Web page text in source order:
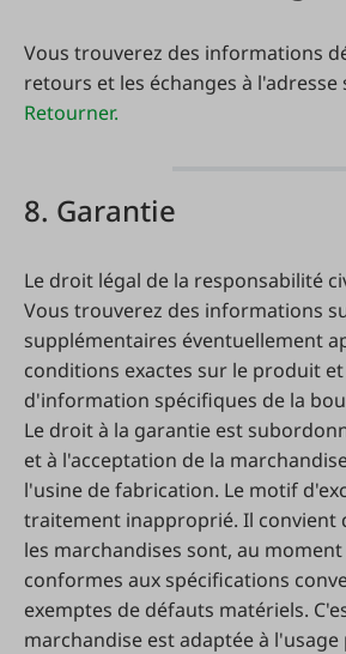
Vous trouverez des informations
retours et les échanges à l'adresse
Retourner.
8. Garantie
Le droit légal de la responsabilité
Vous trouverez des informations
supplémentaires éventuellement
conditions exactes sur le produit
d'information spécifiques de la
Le droit à la garantie est
et à l'acceptation de la
l'usine de fabrication. Le motif
traitement inapproprié. Il convient
les marchandises sont, au
conformes aux spécifications
exemptes de défauts matériels.
marchandise est adaptée à